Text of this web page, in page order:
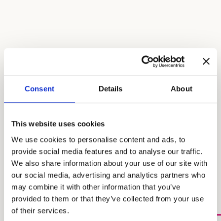
Consent Details About
This website uses cookies
We use cookies to personalise content and ads, to
provide social media features and to analyse our traffic.
We also share information about your use of our site with
our social media, advertising and analytics partners who
may combine it with other information that you’ve
provided to them or that they’ve collected from your use
of their services.
Aliamos Educação e
Inovação Digital à Estética,
Vídeo e Design.